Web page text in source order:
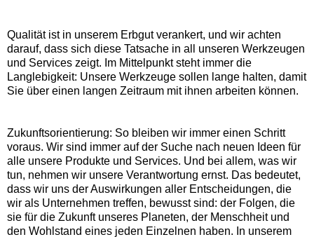
Qualität ist in unserem Erbgut verankert, und wir achten
darauf, dass sich diese Tatsache in all unseren Werkzeugen
und Services zeigt. Im Mittelpunkt steht immer die
Langlebigkeit: Unsere Werkzeuge sollen lange halten, damit
Sie über einen langen Zeitraum mit ihnen arbeiten können.
Zukunftsorientierung: So bleiben wir immer einen Schritt
voraus. Wir sind immer auf der Suche nach neuen Ideen für
alle unsere Produkte und Services. Und bei allem, was wir
tun, nehmen wir unsere Verantwortung ernst. Das bedeutet,
dass wir uns der Auswirkungen aller Entscheidungen, die
wir als Unternehmen treffen, bewusst sind: der Folgen, die
sie für die Zukunft unseres Planeten, der Menschheit und
den Wohlstand eines jeden Einzelnen haben. In unserem